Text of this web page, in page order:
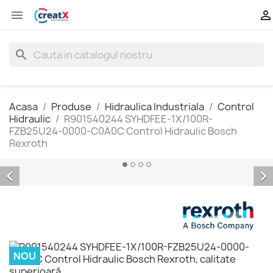
 
search
Acasa Produse Hidraulica Industriala
Control
Hidraulic
R901540244 SYHDFEE-1X/100R-
FZB25U24-0000-C0A0C Control Hidraulic Bosch
Rexroth
 
NOU